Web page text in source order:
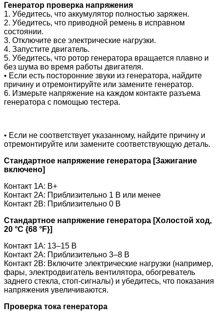
Генератор проверка напряжения
1. Убедитесь, что аккумулятор полностью заряжен.
2. Убедитесь, что приводной ремень в исправном
состоянии.
3. Отключите все электрические нагрузки.
4. Запустите двигатель.
5. Убедитесь, что ротор генератора вращается плавно и
без шума во время работы двигателя.
• Если есть посторонние звуки из генератора, найдите
причину и отремонтируйте или замените генератор.
6. Измерьте напряжение на каждом контакте разъема
генератора с помощью тестера.
• Если не соответствует указанному, найдите причину и
отремонтируйте или замените соответствующую деталь.
Стандартное напряжение генератора [Зажигание
включено]
Контакт 1A: B+
Контакт 2A: Приблизительно 1 В или менее
Контакт 2B: Приблизительно 0 В
Стандартное напряжение генератора [Холостой ход,
20 °C {68 °F}]
Контакт 1A: 13–15 В
Контакт 2A: Приблизительно 3–8 В
Контакт 2B: Включите электрические нагрузки (например,
фары, электродвигатель вентилятора, обогреватель
заднего стекла, стоп-сигналы) и убедитесь, что показания
напряжения увеличиваются.
Проверка тока генератора